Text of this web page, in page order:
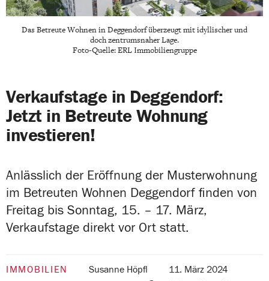
Das Betreute Wohnen in Deggendorf überzeugt mit idyllischer und
doch zentrumsnaher Lage.
Foto-Quelle: ERL Immobiliengruppe
Verkaufstage in Deggendorf:
Jetzt in Betreute Wohnung
investieren!
Anlässlich der Eröffnung der Musterwohnung
im Betreuten Wohnen Deggendorf finden von
Freitag bis Sonntag, 15. – 17. März,
Verkaufstage direkt vor Ort statt.
IMMOBILIEN Susanne Höpfl 11. März 2024